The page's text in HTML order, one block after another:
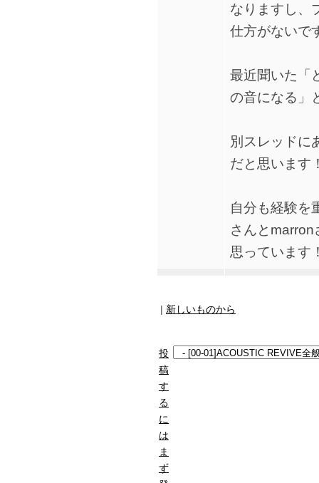
なりますし、
仕方がないで
最近聞いた「
の音になる」
別スレッドに
だと思います
自分も経験を
さんと
思っています
| 新しいものから
投
稿
す
る
に
は
ま
ず